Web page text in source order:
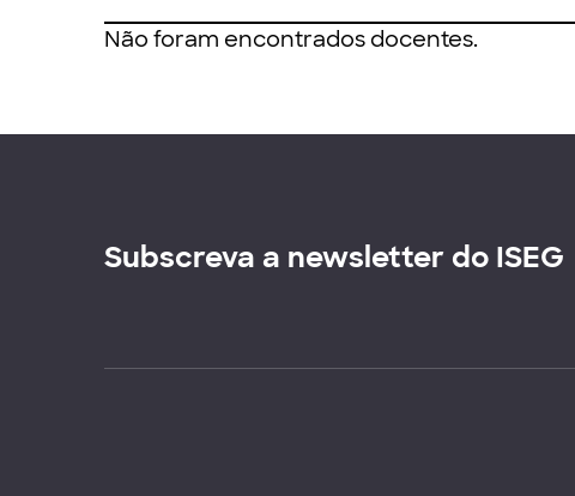
Não foram encontrados docentes.
Subscreva a newsletter do ISEG